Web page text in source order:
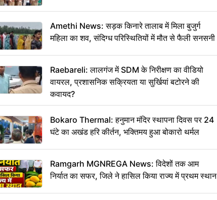
Amethi News: सड़क किनारे तालाब में मिला बुजुर्ग
महिला का शव, संदिग्ध परिस्थितियों में मौत से फैली सनसनी
Raebareli: लालगंज में SDM के निरीक्षण का वीडियो
वायरल, प्रशासनिक सक्रियता या सुर्खियां बटोरने की
कवायद?
Bokaro Thermal: हनुमान मंदिर स्थापना दिवस पर 24
घंटे का अखंड हरि कीर्तन, भक्तिमय हुआ बोकारो थर्मल
Ramgarh MGNREGA News: विदेशों तक आम
निर्यात का सफर, जिले ने हासिल किया राज्य में प्रथम स्थान